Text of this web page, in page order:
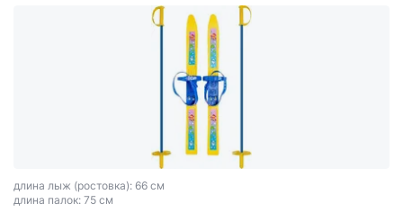
длина лыж (ростовка): 66 см
длина палок: 75 см